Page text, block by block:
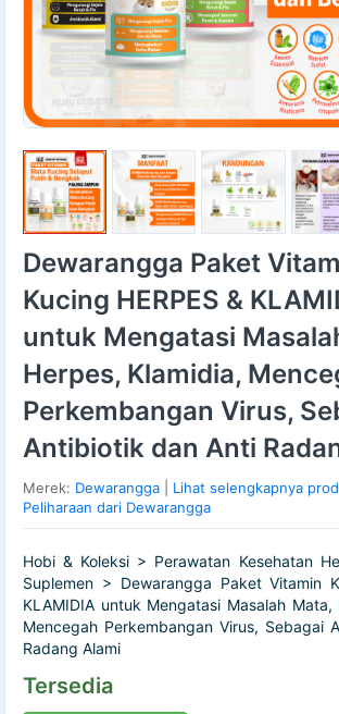
Dewarangga Paket
Kucing HERPES &
untuk Mengatasi
Herpes, Klamidia,
Perkembangan Virus,
Antibiotik dan Anti
Merek: Dewarangga
Lihat selengkapnya
Peliharaan dari Dewarangga
Hobi & Koleksi > Perawatan Kesehatan
Suplemen > Dewarangga Paket Vitamin
KLAMIDIA untuk Mengatasi Masalah Mata,
Mencegah Perkembangan Virus, Sebagai
Radang Alami
Tersedia